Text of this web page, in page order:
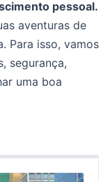
pessoal.
aventuras de
Para isso, vamos
segurança,
uma boa